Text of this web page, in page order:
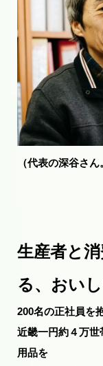
（代表の深谷さん
生産者と
る、おい
200名の正社員を
近畿一円約４万
用品を